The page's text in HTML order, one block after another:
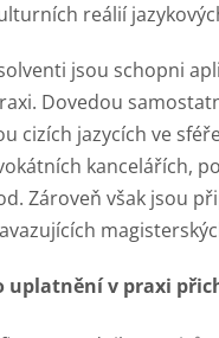
reálií
jsou schopni
Dovedou
cizích jazycích ve
kancelářích,
Zároveň však jsou
uplatnění v praxi